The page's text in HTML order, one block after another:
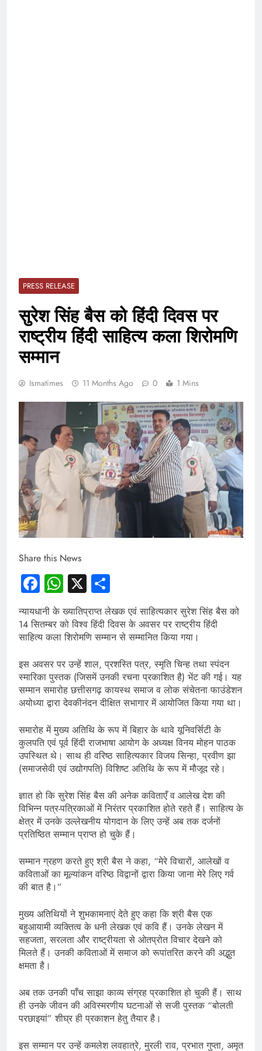
PRESS RELEASE
सुरेश सिंह बैस को हिंदी दिवस पर
राष्ट्रीय हिंदी साहित्य कला शिरोमणि
सम्मान
Ismatimes 11 Months Ago 0 1 Mins
Share this News
Facebook
WhatsApp
X
न्यायधानी के ख्यातिप्राप्त लेखक एवं साहित्यकार सुरेश सिंह बैस को
14 सितम्बर को विश्व हिंदी दिवस के अवसर पर राष्ट्रीय हिंदी
साहित्य कला शिरोमणि सम्मान से सम्मानित किया गया।
इस अवसर पर उन्हें शाल, प्रशस्ति पत्र, स्मृति चिन्ह तथा स्पंदन
स्मारिका पुस्तक (जिसमें उनकी रचना प्रकाशित है) भेंट की गई। यह
सम्मान समारोह छत्तीसगढ़ कायस्थ समाज व लोक संचेतना फाउंडेशन
अयोध्या द्वारा देवकीनंदन दीक्षित सभागार में आयोजित किया गया था।
समारोह में मुख्य अतिथि के रूप में बिहार के थावे यूनिवर्सिटी के
कुलपति एवं पूर्व हिंदी राजभाषा आयोग के अध्यक्ष विनय मोहन पाठक
उपस्थित थे। साथ ही वरिष्ठ साहित्यकार विजय सिन्हा, प्रवीण झा
(समाजसेवी एवं उद्योगपति) विशिष्ट अतिथि के रूप में मौजूद रहे।
ज्ञात हो कि सुरेश सिंह बैस की अनेक कविताएँ व आलेख देश की
विभिन्न पत्र-पत्रिकाओं में निरंतर प्रकाशित होते रहते हैं। साहित्य के
क्षेत्र में उनके उल्लेखनीय योगदान के लिए उन्हें अब तक दर्जनों
प्रतिष्ठित सम्मान प्राप्त हो चुके हैं।
सम्मान ग्रहण करते हुए श्री बैस ने कहा, “मेरे विचारों, आलेखों व
कविताओं का मूल्यांकन वरिष्ठ विद्वानों द्वारा किया जाना मेरे लिए गर्व
की बात है।”
मुख्य अतिथियों ने शुभकामनाएं देते हुए कहा कि श्री बैस एक
बहुआयामी व्यक्तित्व के धनी लेखक एवं कवि हैं। उनके लेखन में
सहजता, सरलता और राष्ट्रीयता से ओतप्रोत विचार देखने को
मिलते हैं। उनकी कविताओं में समाज को रूपांतरित करने की अद्भुत
क्षमता है।
अब तक उनकी पाँच साझा काव्य संग्रह प्रकाशित हो चुकी हैं। साथ
ही उनके जीवन की अविस्मरणीय घटनाओं से सजी पुस्तक “बोलती
परछाइयां” शीघ्र ही प्रकाशन हेतु तैयार है।
इस सम्मान पर उन्हें कमलेश लवहात्रे, मुरली राव, प्रभात गुप्ता, अमृत